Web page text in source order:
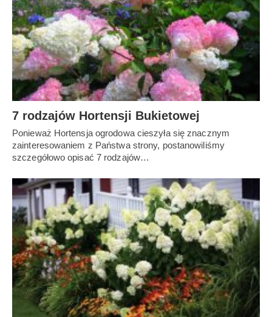
7 rodzajów Hortensji Bukietowej
Ponieważ Hortensja ogrodowa cieszyła się znacznym
zainteresowaniem z Państwa strony, postanowiliśmy
szczegółowo opisać 7 rodzajów…